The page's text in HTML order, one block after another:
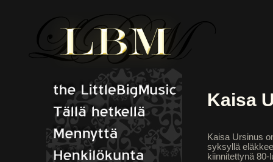
Kaisa
Kaisa Ursinus
syksyllä
kiinnitettynä 80-